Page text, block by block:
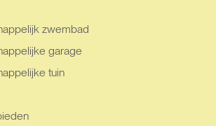
zwembad
garage
tuin